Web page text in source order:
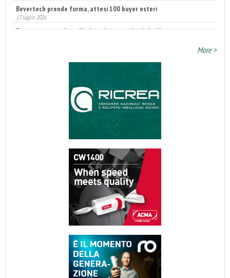
Fatturato record per l'industria cosmetica in Italia
10 luglio 2026
More >